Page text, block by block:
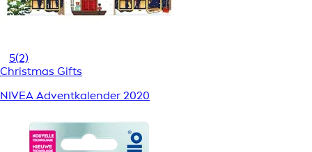
5(2)
Christmas Gifts
NIVEA Adventkalender 2020